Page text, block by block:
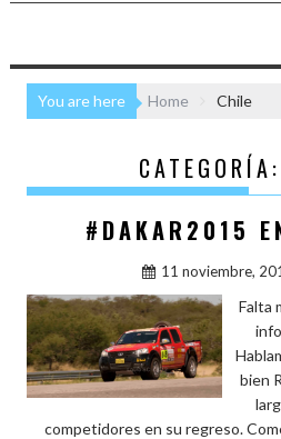
You are here Home Chile
CATEGORÍA:
#DAKAR2015
11 noviembre,
Falta
bien
competidores en su regreso.